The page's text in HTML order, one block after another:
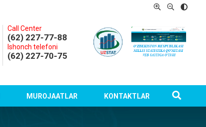
Call Center
(62) 227-77-88
Ishonch telefoni
(62) 227-70-75
MUROJAATLAR KONTAKTLAR